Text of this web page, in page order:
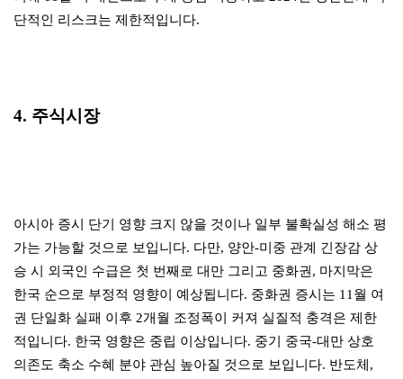
단적인 리스크는 제한적입니다.
4. 주식시장
아시아 증시 단기 영향 크지 않을 것이나 일부 불확실성 해소 평
가는 가능할 것으로 보입니다. 다만, 양안-미중 관계 긴장감 상
승 시 외국인 수급은 첫 번째로 대만 그리고 중화권, 마지막은
한국 순으로 부정적 영향이 예상됩니다. 중화권 증시는 11월 여
권 단일화 실패 이후 2개월 조정폭이 커져 실질적 충격은 제한
적입니다. 한국 영향은 중립 이상입니다. 중기 중국-대만 상호
의존도 축소 수혜 분야 관심 높아질 것으로 보입니다. 반도체,